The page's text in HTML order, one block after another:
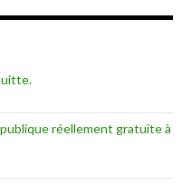
réellement gratuite à